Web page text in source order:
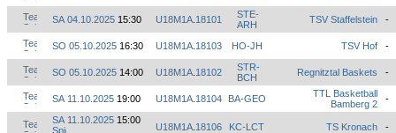
SA 04.10.2025 15:30 U18M1A 18101
STE-
ARH
TSV Staffelstein -
SO 05.10.2025 16:30 U18M1A 18103 HO-JH TSV Hof -
SO 05.10.2025 14:00 U18M1A 18102
STR-
BCH
Regnitztal Baskets -
SA 11.10.2025 19:00 U18M1A 18104 BA-GEO
TTL Basketball
Bamberg 2
-
SA 11.10.2025 15:00
U18M1A 18106 KC-LCT TS Kronach -